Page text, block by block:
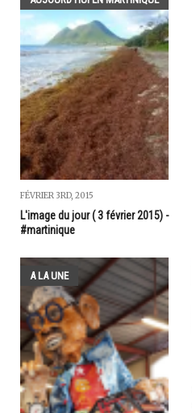
FÉVRIER 3RD, 2015
L'image du jour ( 3 février 2015) -
#martinique
A LA UNE